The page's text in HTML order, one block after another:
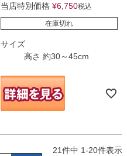
当店特別価格 ¥6,750税込
在庫切れ
サイズ
高さ 約30～45cm
21件中 1-20件表示